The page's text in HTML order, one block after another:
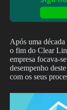
Após uma
o fim do Clear
empresa focava-
desempenho
com os seus